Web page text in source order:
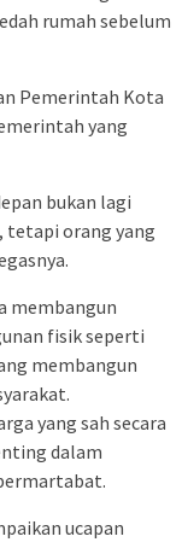
rumah sebelum
Pemerintah Kota
yang
bukan lagi
tetapi orang yang
membangun
fisik seperti
membangun
yang sah secara
dalam
ucapan